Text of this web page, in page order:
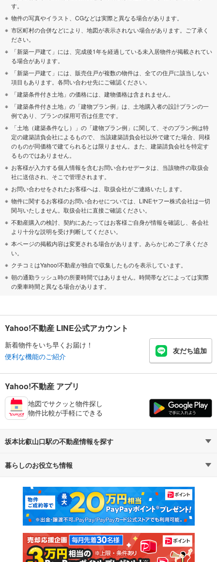
す。
物件の写真やイラスト、CGなどは実際と異なる場合があります。
市区町村の合併などにより、地図が表示されない場合があります。ご了承く
ださい。
「新築一戸建て」には、完成後1年を経過している未入居物件が掲載されてい
る場合があります。
「新築一戸建て」には、販売住戸が複数の物件は、全ての住戸に該当しない
項目もあります。各問い合わせ先にご確認ください。
「建築条件付き土地」の価格には、建物価格は含まれません。
「建築条件付き土地」の「建物プラン例」は、土地購入者の設計プランの一
例であり、プランの採用可否は任意です。
「土地（建築条件なし）」の「建物プラン例」に関して、そのプラン例は特
定の建築請負会社によるもので、 当該建築請負会社以外で建てた場合、同様
のものが同価格で建てられるとは限りません。また、建築請負会社を特定す
るものではありません。
お客様が入力する個人情報を含むお問い合わせデータは、当該物件の取扱会
社に送信され、そこで管理されます。
お問い合わせをされたお客様へは、取扱会社がご連絡いたします。
物件に関するお客様のお問い合わせについては、LINEヤフー株式会社は一切
関与いたしません。取扱会社に直接ご確認ください。
不動産購入の検討、契約にあたってはお客様ご自身が情報を確認し、各会社
より十分な説明を受け判断してください。
本ページの掲載内容は変更される場合があります。あらかじめご了承くださ
い。
クチコミはYahoo!不動産が独自で収集したものを表示しています。
朝の通勤ラッシュ時の所要時間ではありません。時間帯などによっては実際
の乗車時間と異なる場合があります。
Yahoo!不動産 LINE公式アカウント
新着物件をいち早くお届け！
便利な機能のご紹介
友だち追加
Yahoo!不動産 アプリ
地図でサクッと物件探し
物件比較が手軽にできる
坂本比叡山口駅の不動産情報を探す
不動産・住宅
新築マンション 中古マンション
新築一戸建て 中古一戸建て
注文住宅 土地
暮らしのお役立ち情報
マンションカタログ 教えて！住まいの先生